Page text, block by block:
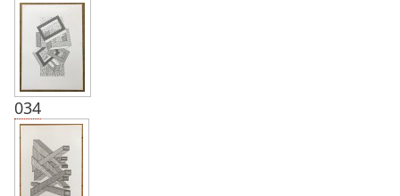
034